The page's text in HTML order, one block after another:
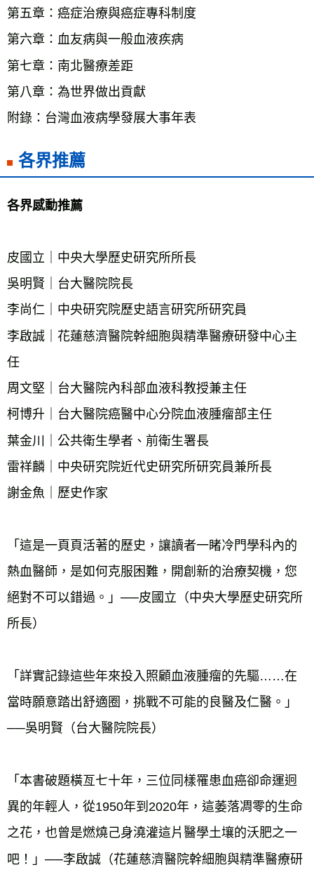
第五章：癌症治療與癌症專科制度
第六章：血友病與一般血液疾病
第七章：南北醫療差距
第八章：為世界做出貢獻
附錄：台灣血液病學發展大事年表
各界推薦
各界感動推薦
皮國立｜中央大學歷史研究所所長
吳明賢｜台大醫院院長
李尚仁｜中央研究院歷史語言研究所研究員
李啟誠｜花蓮慈濟醫院幹細胞與精準醫療研發中心主
任
周文堅｜台大醫院內科部血液科教授兼主任
柯博升｜台大醫院癌醫中心分院血液腫瘤部主任
葉金川｜公共衛生學者、前衛生署長
雷祥麟｜中央研究院近代史研究所研究員兼所長
謝金魚｜歷史作家
「這是一頁頁活著的歷史，讓讀者一睹冷門學科內的
熱血醫師，是如何克服困難，開創新的治療契機，您
絕對不可以錯過。」──皮國立（中央大學歷史研究所
所長）
「詳實記錄這些年來投入照顧血液腫瘤的先驅……在
當時願意踏出舒適圈，挑戰不可能的良醫及仁醫。」
──吳明賢（台大醫院院長）
「本書破題橫亙七十年，三位同樣罹患血癌卻命運迥
異的年輕人，從1950年到2020年，這萎落凋零的生命
之花，也曾是燃燒己身澆灌這片醫學土壤的沃肥之一
吧！」──李啟誠（花蓮慈濟醫院幹細胞與精準醫療研